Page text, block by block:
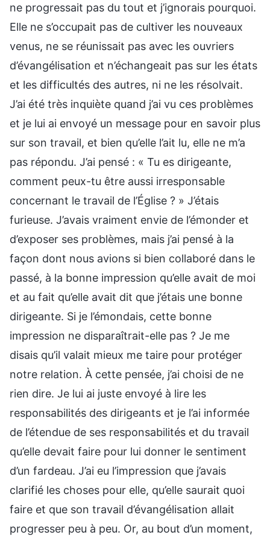
ne progressait pas du tout et j’ignorais pourquoi.
Elle ne s’occupait pas de cultiver les nouveaux
venus, ne se réunissait pas avec les ouvriers
d’évangélisation et n’échangeait pas sur les états
et les difficultés des autres, ni ne les résolvait.
J’ai été très inquiète quand j’ai vu ces problèmes
et je lui ai envoyé un message pour en savoir plus
sur son travail, et bien qu’elle l’ait lu, elle ne m’a
pas répondu. J’ai pensé : « Tu es dirigeante,
comment peux-tu être aussi irresponsable
concernant le travail de l’Église ? » J’étais
furieuse. J’avais vraiment envie de l’émonder et
d’exposer ses problèmes, mais j’ai pensé à la
façon dont nous avions si bien collaboré dans le
passé, à la bonne impression qu’elle avait de moi
et au fait qu’elle avait dit que j’étais une bonne
dirigeante. Si je l’émondais, cette bonne
impression ne disparaîtrait-elle pas ? Je me
disais qu’il valait mieux me taire pour protéger
notre relation. À cette pensée, j’ai choisi de ne
rien dire. Je lui ai juste envoyé à lire les
responsabilités des dirigeants et je l’ai informée
de l’étendue de ses responsabilités et du travail
qu’elle devait faire pour lui donner le sentiment
d’un fardeau. J’ai eu l’impression que j’avais
clarifié les choses pour elle, qu’elle saurait quoi
faire et que son travail d’évangélisation allait
progresser peu à peu. Or, au bout d’un moment,